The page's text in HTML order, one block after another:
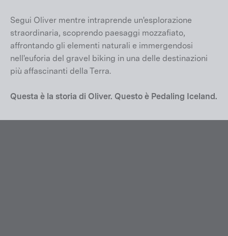
Segui Oliver mentre intraprende un'esplorazione
straordinaria, scoprendo paesaggi mozzafiato,
affrontando gli elementi naturali e immergendosi
nell'euforia del gravel biking in una delle destinazioni
più affascinanti della Terra.
Questa è la storia di Oliver. Questo è Pedaling Iceland.